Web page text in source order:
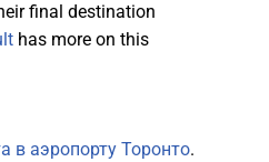
final destination
has more on this
в аэропорту Торонто.